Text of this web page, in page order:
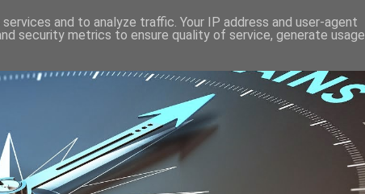
and to analyze traffic. Your IP address and user-agent
security metrics to ensure quality of service, generate usage